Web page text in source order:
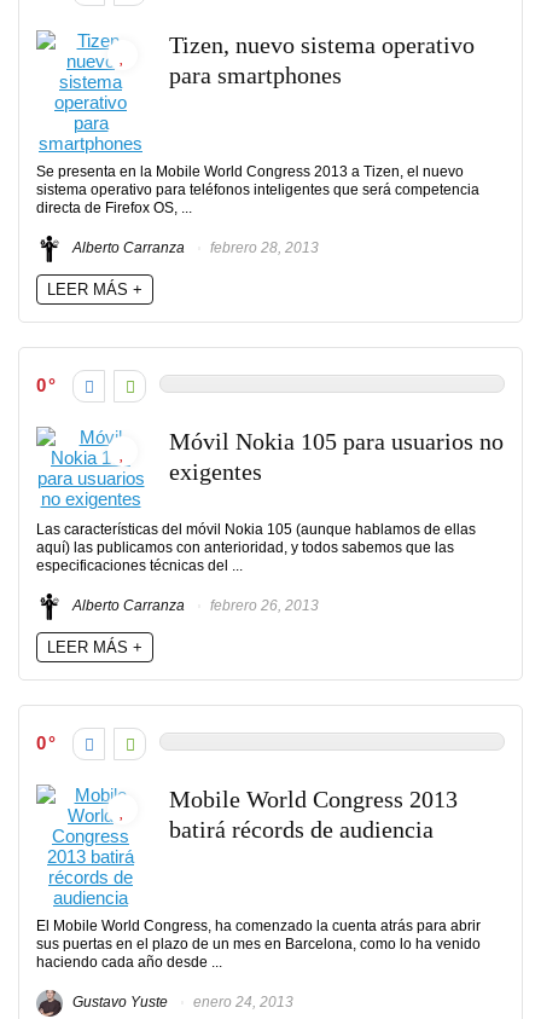
Tizen, nuevo sistema operativo
para smartphones
Se presenta en la Mobile World Congress 2013 a Tizen, el nuevo
sistema operativo para teléfonos inteligentes que será competencia
directa de Firefox OS, ...
Alberto Carranza febrero 28, 2013
LEER MÁS +
0
Móvil Nokia 105 para usuarios no
exigentes
Las características del móvil Nokia 105 (aunque hablamos de ellas
aquí) las publicamos con anterioridad, y todos sabemos que las
especificaciones técnicas del ...
Alberto Carranza febrero 26, 2013
LEER MÁS +
0
Mobile World Congress 2013
batirá récords de audiencia
El Mobile World Congress, ha comenzado la cuenta atrás para abrir
sus puertas en el plazo de un mes en Barcelona, ​​como lo ha venido
haciendo cada año desde ...
Gustavo Yuste enero 24, 2013